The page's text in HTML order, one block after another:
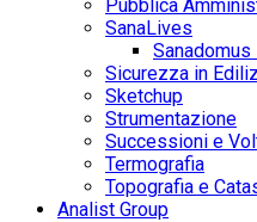
Pubblica
SanaLives
Sanadomus
Sicurezza in
Sketchup
Strumentazione
Successioni e
Termografia
Topografia e
Analist Group